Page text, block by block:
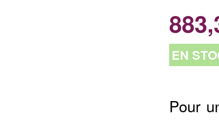
EN
Pour